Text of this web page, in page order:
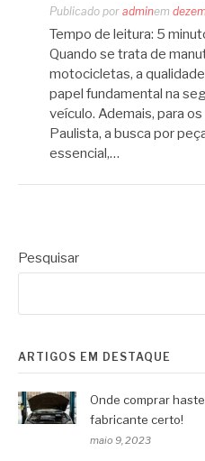
Publicado por adminem
Tempo de leitura: 5
Quando se trata de
motocicletas, a
papel fundamental na
veículo. Ademais, para
Paulista, a busca por
essencial,…
Pesquisar
ARTIGOS EM DESTAQUE
Onde comprar
fabricante certo!
maio 9, 2023